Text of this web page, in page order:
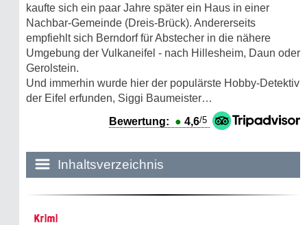
kaufte sich ein paar Jahre später ein Haus in einer
Nachbar-Gemeinde (Dreis-Brück). Andererseits
empfiehlt sich Berndorf für Abstecher in die nähere
Umgebung der Vulkaneifel - nach Hillesheim, Daun oder
Gerolstein.
Und immerhin wurde hier der populärste Hobby-Detektiv
der Eifel erfunden, Siggi Baumeister…
Bewertung: ● 4,6/5
Inhaltsverzeichnis
Krimi